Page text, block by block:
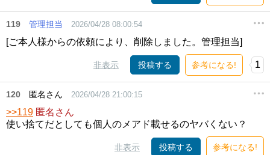
119 管理担当 2026/04/28 08:00:54
[ご本人様からの依頼により、削除しました。管理担当]
非表示 投稿する 参考になる! 1
120 匿名さん 2026/04/28 21:00:15
>>119 匿名さん
使い捨てだとしても個人のメアド載せるのヤバくない？
非表示 投稿する 参考になる!